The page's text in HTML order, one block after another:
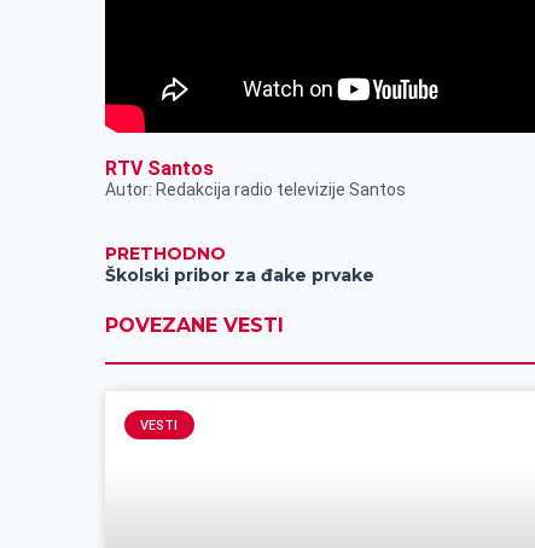
RTV Santos
Autor: Redakcija radio televizije Santos
PRETHODNO
Školski pribor za đake prvake
POVEZANE VESTI
VESTI